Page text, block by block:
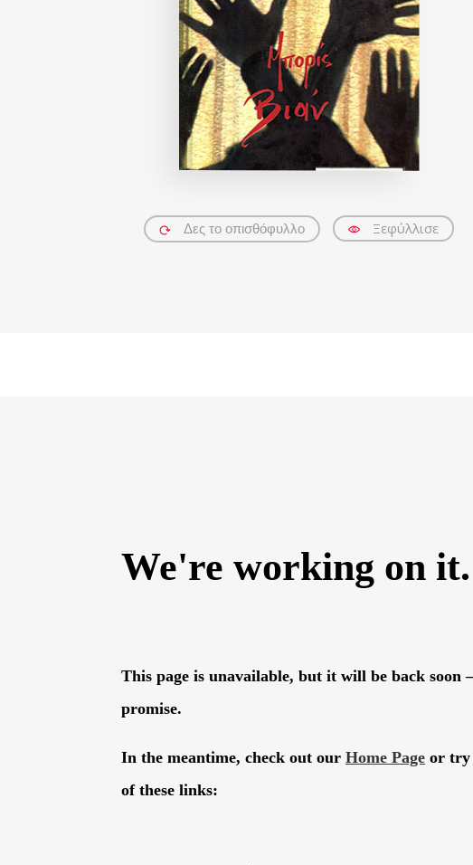
Δες το οπισθόφυλλο Ξεφύλλισε